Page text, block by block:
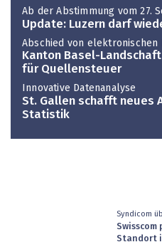
Ab der Abstimmung vom 27.
Update: Luzern darf
Abschied von elektronischen
Kanton Basel-
für Quellensteuer
Innovative Datenanalyse
St. Gallen schafft neues
Statistik
Syndicom
Standort